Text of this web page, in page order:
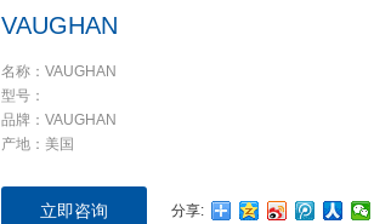
VAUGHAN
名称：VAUGHAN
型号：
品牌：VAUGHAN
产地：美国
立即咨询 分享: